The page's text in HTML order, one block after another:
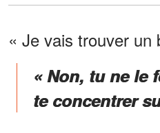
« Je vais trouver un
« Non, tu ne le
te concentrer